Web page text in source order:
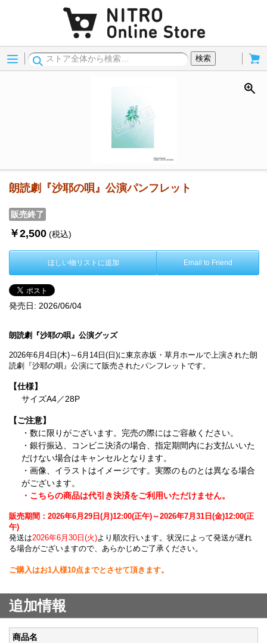
Menu
検索
朗読劇『沙耶の唄』公演パンフレット
販売終了
￥2,500 (税込)
ほしい物リストに追加 Email to Friend
発売日: 2026/06/04
朗読劇『沙耶の唄』公演グッズ
2026年6月4日(木)～6月14日(日)に東京赤坂・草月ホールで上演された朗
読劇『沙耶の唄』公演にて販売されたパンフレットです。
【仕様】
サイズA4／28P
【ご注意】
・数に限りがございます。完売の際にはご容赦ください。
・銀行振込、コンビニ決済の場合、指定期間内にお支払いいた
だけない場合はキャンセルとなります。
・画像、イラストはイメージです。実際のものとは異なる場合
がございます。
・こちらの商品は代引き決済をご利用いただけません。
販売期間：2026年6月29日(月)12:00(正午)～2026年7月31日(金)12:00(正
午)
発送は2026年6月30日(火)より順次行います。状況によって発送が遅れ
る場合がございますので、あらかじめご了承ください。
ご購入はお1人様10点までとさせて頂きます。
追加情報
商品名